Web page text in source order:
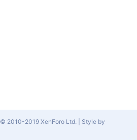
© 2010-2019 XenForo Ltd.
Style by